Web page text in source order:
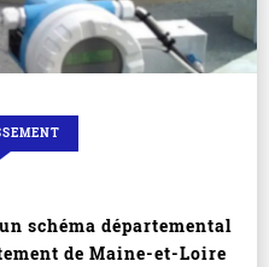
schéma départemental
de Maine-et-Loire